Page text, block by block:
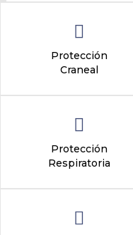
Protección
Craneal
Protección
Respiratoria